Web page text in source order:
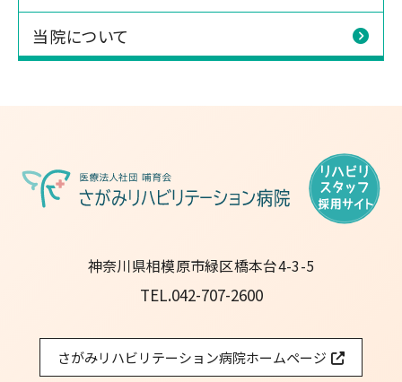
当院について
神奈川県相模原市緑区橋本台4-3-5
TEL.042-707-2600
さがみリハビリテーション病院ホームページ